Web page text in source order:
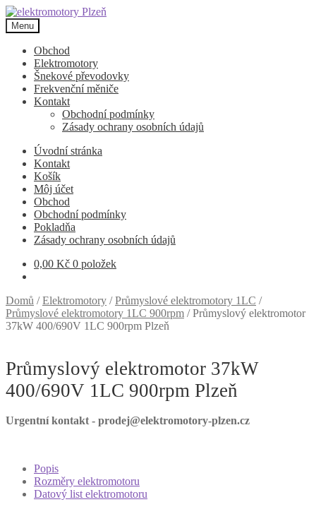
Přeskočit
na
navigaci
Přejít
k
obsahu
webu
Menu
Obchod
Elektromotory
Šnekové převodovky
Frekvenční měniče
Kontakt
Obchodní podmínky
Zásady ochrany osobních údajů
Úvodní stránka
Kontakt
Košík
Môj účet
Obchod
Obchodní podmínky
Pokladňa
Zásady ochrany osobních údajů
0,00 Kč 0 položek
Domů /Elektromotory /Průmyslové elektromotory 1LC /
Průmyslové elektromotory 1LC 900rpm /Průmyslový elektromotor
37kW 400/690V 1LC 900rpm Plzeň
Průmyslový elektromotor 37kW
400/690V 1LC 900rpm Plzeň
Urgentní kontakt - prodej@elektromotory-plzen.cz
Popis
Rozměry elektromotoru
Datový list elektromotoru